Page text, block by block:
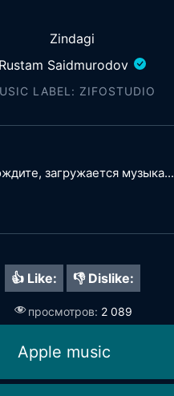
Zindagi
Rustam Saidmurodov
LABEL: ZIFOSTUDIO
загружается музыка...
👍 Like: 👎 Dislike:
просмотров: 2 089
Apple music